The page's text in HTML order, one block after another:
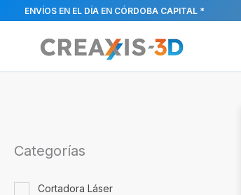
contenido
ENVÍOS EN EL DÍA EN CÓRDOBA CAPITAL *
Categorías
Cortadora Láser